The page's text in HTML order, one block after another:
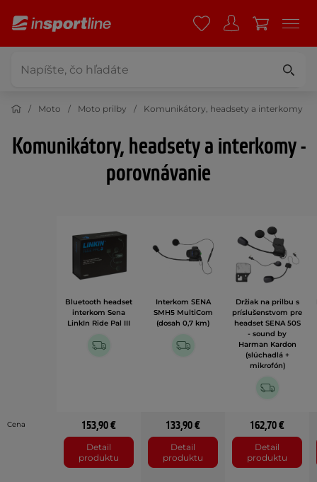
Moto Moto prilby Komunikátory, headsety a interkomy
Komunikátory, headsety a interkomy -
porovnávanie
Bluetooth headset
interkom Sena
LinkIn Ride Pal III
Interkom SENA
SMH5 MultiCom
(dosah 0,7 km)
Držiak na prilbu s
príslušenstvom pre
headset SENA 50S
- sound by
Harman Kardon
(slúchadlá +
mikrofón)
Cena 153,90 €
Detail
produktu
133,90 €
Detail
produktu
162,70 €
Detail
produktu